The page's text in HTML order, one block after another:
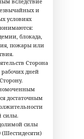
и
условиях
блокада,
пожары или
Сторона
рабочих дней
достаточным
силы.
силы
(Шестидесяти)